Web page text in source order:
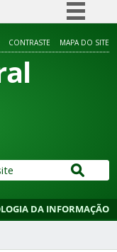
Participe
CONTRASTE MAPA DO SITE
DA INFORMAÇÃO